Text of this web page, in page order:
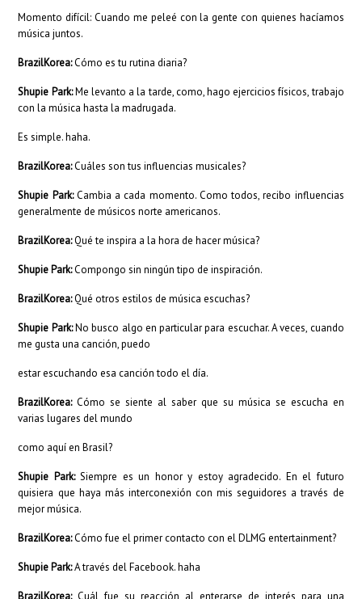
Momento difícil: Cuando me peleé con la gente con quienes hacíamos
música juntos.
BrazilKorea:Cómo es tu rutina diaria?
Shupie Park:Me levanto a la tarde, como, hago ejercicios físicos, trabajo
con la música hasta la madrugada.
Es simple. haha.
BrazilKorea:Cuáles son tus influencias musicales?
Shupie Park:Cambia a cada momento. Como todos, recibo influencias
generalmente de músicos norte americanos.
BrazilKorea:Qué te inspira a la hora de hacer música?
Shupie Park:Compongo sin ningún tipo de inspiración.
BrazilKorea:Qué otros estilos de música escuchas?
Shupie Park:No busco algo en particular para escuchar. A veces, cuando
me gusta una canción, puedo
estar escuchando esa canción todo el día.
BrazilKorea:Cómo se siente al saber que su música se escucha en
varias lugares del mundo
como aquí en Brasil?
Shupie Park:Siempre es un honor y estoy agradecido. En el futuro
quisiera que haya más interconexión con mis seguidores a través de
mejor música.
BrazilKorea:Cómo fue el primer contacto con el DLMG entertainment?
Shupie Park:A través del Facebook. haha
BrazilKorea:Cuál fue su reacción al enterarse de interés para una